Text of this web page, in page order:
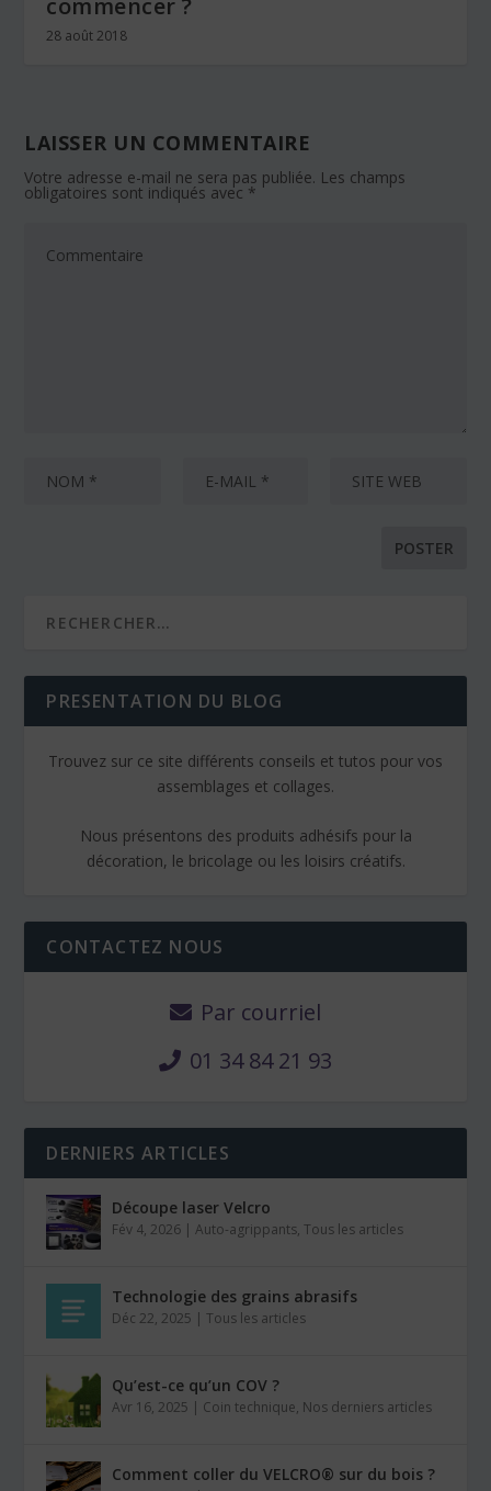
commencer ?
28 août 2018
LAISSER UN COMMENTAIRE
Votre adresse e-mail ne sera pas publiée. Les champs
obligatoires sont indiqués avec *
PRESENTATION DU BLOG
Trouvez sur ce site différents conseils et tutos pour vos
assemblages et collages.
Nous présentons des produits adhésifs pour la
décoration, le bricolage ou les loisirs créatifs.
CONTACTEZ NOUS
Par courriel
01 34 84 21 93
DERNIERS ARTICLES
Découpe laser Velcro
Fév 4, 2026 |Auto-agrippants,Tous les articles
Technologie des grains abrasifs
Déc 22, 2025 |Tous les articles
Qu’est-ce qu’un COV ?
Avr 16, 2025 Coin technique, Nos derniers articles
Comment coller du VELCRO® sur du bois ?